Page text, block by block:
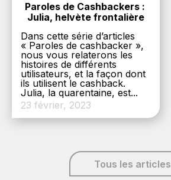
Paroles de Cashbackers :
Julia, helvète frontalière
Dans cette série d’articles
« Paroles de cashbacker »,
nous vous relaterons les
histoires de différents
utilisateurs, et la façon dont
ils utilisent le cashback.
Julia, la quarentaine, est...
23 février, 2023
Tous les articles